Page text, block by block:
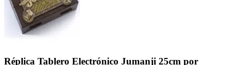
Réplica Tablero Electrónico Jumanji 25cm por